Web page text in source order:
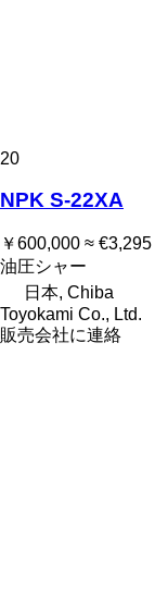
20
NPK S-22XA
￥600,000 ≈ €3,295
油圧シャー
日本, Chiba
Toyokami Co., Ltd.
販売会社に連絡